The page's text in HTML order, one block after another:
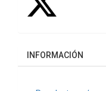
INFORMACIÓN